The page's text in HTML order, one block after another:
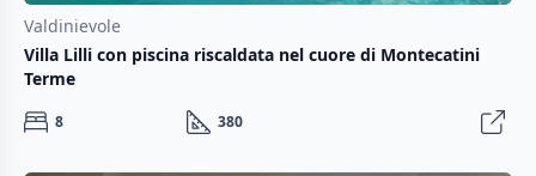
Valdinievole
Villa Lilli con piscina riscaldata nel cuore di Montecatini
Terme
8 380